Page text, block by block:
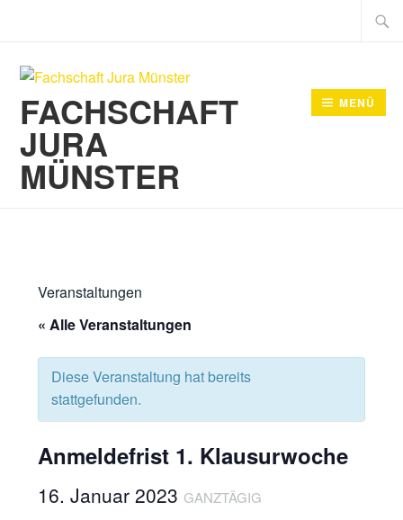
Suche
nach:
FACHSCHAFT
JURA
MÜNSTER
MENÜ
Veranstaltungen
« Alle Veranstaltungen
Diese Veranstaltung hat bereits
stattgefunden.
Anmeldefrist 1. Klausurwoche
16. Januar 2023 GANZTÄGIG